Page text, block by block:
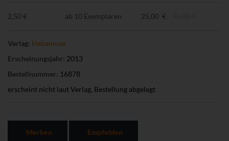
2,50 € ab 10 Exemplaren 25,00 €
Verlag: Hebamuse
Erscheinungsjahr: 2013
Bestellnummer: 16878
erscheint nicht laut Verlag, Bestellung abgelegt
Merken Empfehlen